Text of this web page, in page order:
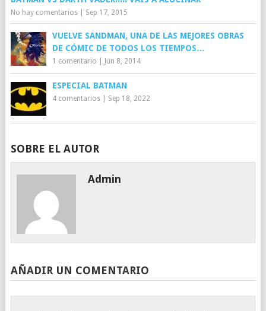
No hay comentarios| Sep 17, 2015
VUELVE SANDMAN, UNA DE LAS MEJORES OBRAS
DE CÓMIC DE TODOS LOS TIEMPOS…
1 comentario Jun 8, 2014
ESPECIAL BATMAN
4 comentarios| Sep 18, 2022
SOBRE EL AUTOR
Admin
AÑADIR UN COMENTARIO